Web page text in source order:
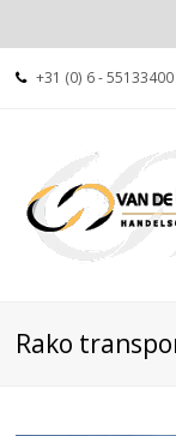
+31 (0) 6 - 55133400
Rako